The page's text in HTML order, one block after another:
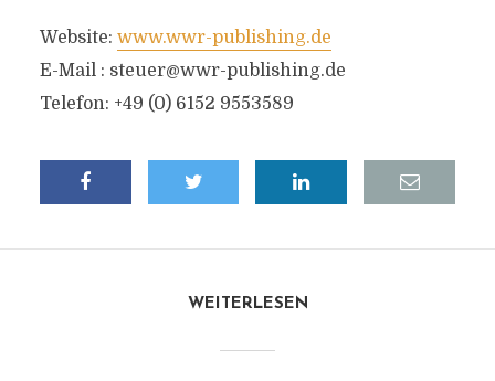
Website: www.wwr-publishing.de
E-Mail : steuer@wwr-publishing.de
Telefon: +49 (0) 6152 9553589
WEITERLESEN